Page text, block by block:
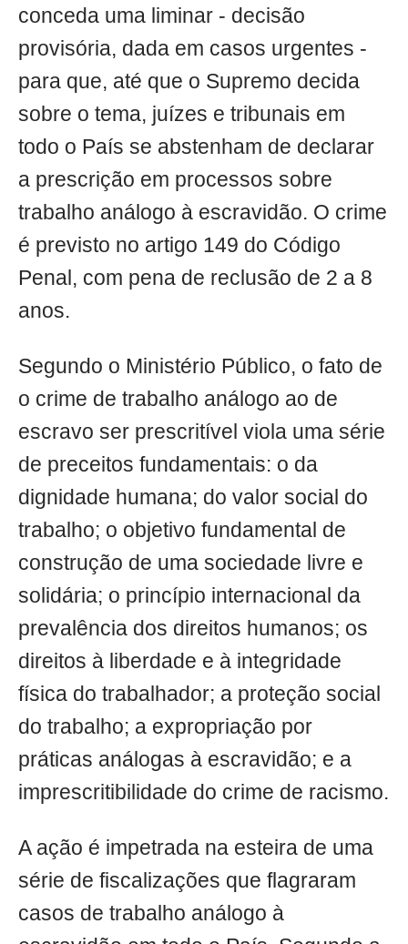
conceda uma liminar - decisão
provisória, dada em casos urgentes -
para que, até que o Supremo decida
sobre o tema, juízes e tribunais em
todo o País se abstenham de declarar
a prescrição em processos sobre
trabalho análogo à escravidão. O crime
é previsto no artigo 149 do Código
Penal, com pena de reclusão de 2 a 8
anos.
Segundo o Ministério Público, o fato de
o crime de trabalho análogo ao de
escravo ser prescritível viola uma série
de preceitos fundamentais: o da
dignidade humana; do valor social do
trabalho; o objetivo fundamental de
construção de uma sociedade livre e
solidária; o princípio internacional da
prevalência dos direitos humanos; os
direitos à liberdade e à integridade
física do trabalhador; a proteção social
do trabalho; a expropriação por
práticas análogas à escravidão; e a
imprescritibilidade do crime de racismo.
A ação é impetrada na esteira de uma
série de fiscalizações que flagraram
casos de trabalho análogo à